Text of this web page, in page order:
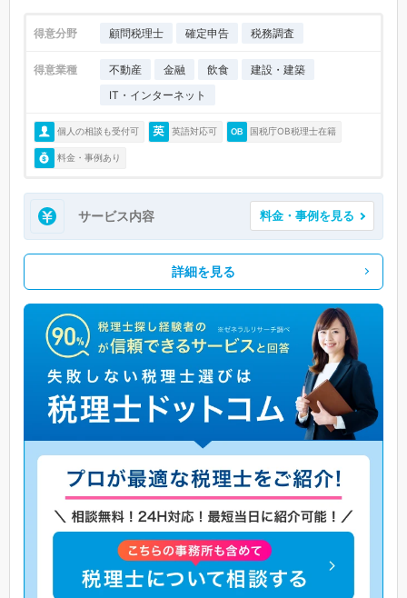
得意分野 顧問税理士 確定申告 税務調査
得意業種 不動産 金融 飲食
建設・建築
IT・インターネット
個人の相談も受付可 英語対応可 国税庁OB税理士在籍
料金・事例あり
サービス内容 料金・事例を見る
詳細を見る